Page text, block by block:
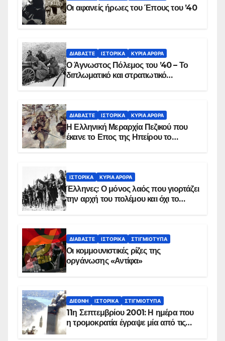
Οι αφανείς ήρωες του Έπους του ’40
ΔΙΑΒΆΣΤΕ ΙΣΤΟΡΙΚΆ ΚΥΡΙΑ ΑΡΘΡΑ
Ο Άγνωστος Πόλεμος του ’40 – Το
διπλωματικό και στρατιωτικό
ΔΙΑΒΆΣΤΕ ΙΣΤΟΡΙΚΆ ΚΥΡΙΑ ΑΡΘΡΑ
Η Ελληνική Μεραρχία Πεζικού που
έκανε το Επος της Ηπείρου το
ΙΣΤΟΡΙΚΆ ΚΥΡΙΑ ΑΡΘΡΑ
Έλληνες: Ο μόνος λαός που γιορτάζει
την αρχή του πολέμου και όχι το
ΔΙΑΒΆΣΤΕ ΙΣΤΟΡΙΚΆ ΣΤΙΓΜΙΌΤΥΠΑ
Οι κομμουνιστικές ρίζες της
οργάνωσης «Αντίφα»
ΔΙΕΘΝΉ ΙΣΤΟΡΙΚΆ ΣΤΙΓΜΙΌΤΥΠΑ
11η Σεπτεμβρίου 2001: Η ημέρα που
η τρομοκρατία έγραψε μία από τις